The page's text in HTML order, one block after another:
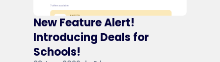
New Feature Alert!
Introducing Deals for
Schools!